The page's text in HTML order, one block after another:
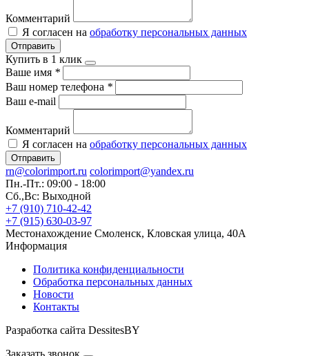
Комментарий
Я согласен на обработку персональных данных
Отправить
Купить в 1 клик
Ваше имя *
Ваш номер телефона *
Ваш e-mail
Комментарий
Я согласен на обработку персональных данных
Отправить
rn@colorimport.ru colorimport@yandex.ru
Пн.-Пт.: 09:00 - 18:00
Сб.,Вс: Выходной
+7 (910) 710-42-42
+7 (915) 630-03-97
Местонахождение Смоленск, Кловская улица, 40А
Информация
Политика конфиденциальности
Обработка персональных данных
Новости
Контакты
Разработка сайта DessitesBY
Заказать звонок